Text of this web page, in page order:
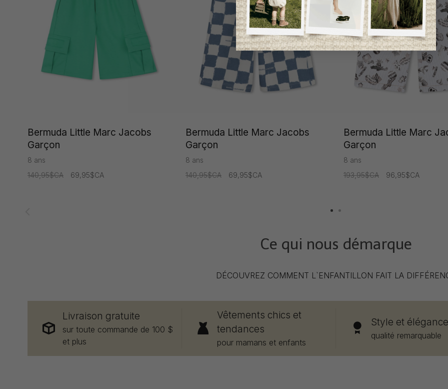
Bermuda Little Marc Jacobs
Garçon
8 ans
140,95$CA
69,95$CA
Bermuda Little Marc Jacobs
Garçon
8 ans
140,95$CA
69,95$CA
Bermuda Little Marc
Garçon
8 ans
193,95$CA
96,95$CA
Ce qui nous démarque
DÉCOUVREZ COMMENT L`ENFANTILLON FAIT LA
Livraison gratuite
sur toute commande de 100 $
et plus
Vêtements chics et
tendances
pour mamans et enfants
Style et élégance
qualité remarquable